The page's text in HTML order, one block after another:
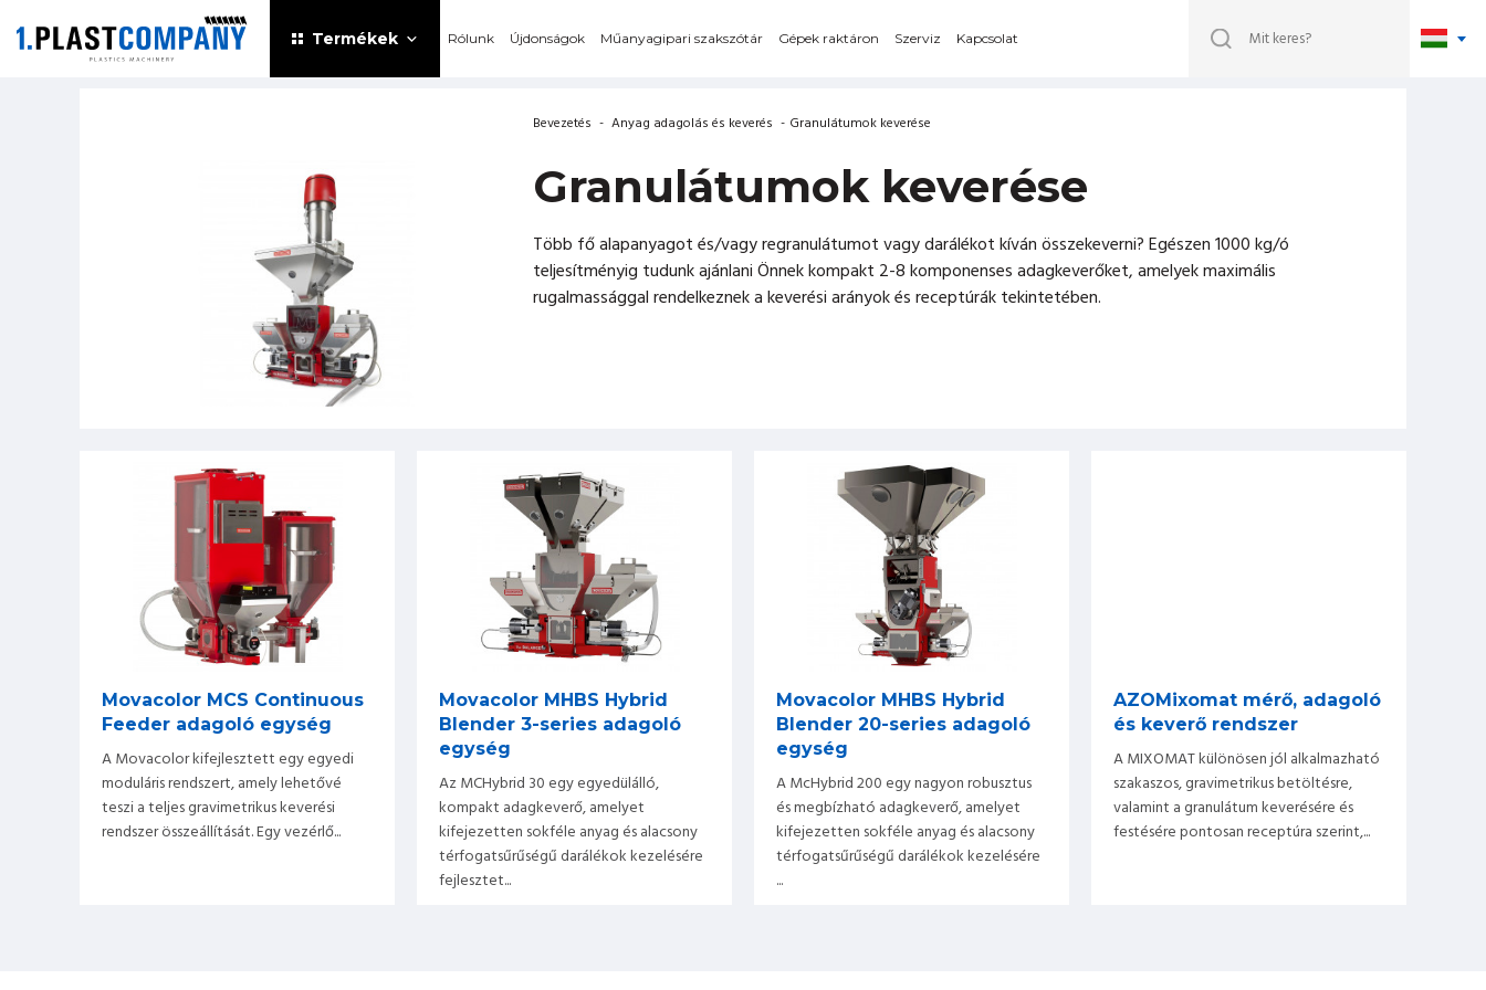
Termékek Rólunk Újdonságok Műanyagipari szakszótár Gépek raktáron Szerviz Kapcsolat
Bevezetés - Anyag adagolás és keverés - Granulátumok keverése
Granulátumok keverése
Több fő alapanyagot és/vagy regranulátumot vagy darálékot kíván összekeverni? Egészen 1000 kg/ó
teljesítményig tudunk ajánlani Önnek kompakt 2-8 komponenses adagkeverőket, amelyek maximális
rugalmassággal rendelkeznek a keverési arányok és receptúrák tekintetében.
Movacolor MCS Continuous
Feeder adagoló egység
A Movacolor kifejlesztett egy egyedi
moduláris rendszert, amely lehetővé
teszi a teljes gravimetrikus keverési
rendszer összeállítását. Egy vezérlő...
Movacolor MHBS Hybrid
Blender 3-series adagoló
egység
Az MCHybrid 30 egy egyedülálló,
kompakt adagkeverő, amelyet
kifejezetten sokféle anyag és alacsony
térfogatsűrűségű darálékok kezelésére
fejlesztet...
Movacolor MHBS Hybrid
Blender 20-series adagoló
egység
A McHybrid 200 egy nagyon robusztus
és megbízható adagkeverő, amelyet
kifejezetten sokféle anyag és alacsony
térfogatsűrűségű darálékok kezelésére
...
AZOMixomat mérő, adagoló
és keverő rendszer
A MIXOMAT különösen jól alkalmazható
szakaszos, gravimetrikus betöltésre,
valamint a granulátum keverésére és
festésére pontosan receptúra szerint,...